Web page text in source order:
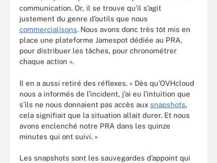
communication. Or, il se trouve qu’il s’agit
justement du genre d’outils que nous
commercialisons. Nous avons donc très tôt mis en
place une plateforme Jamespot dédiée au PRA,
pour distribuer les tâches, pour chronométrer
chaque action ».
Il en a aussi retiré des réflexes. « Dès qu’OVHcloud
nous a informés de l’incident, j’ai eu l’intuition que
s’ils ne nous donnaient pas accès aux snapshots,
cela signifiait que la situation allait durer. Et nous
avons enclenché notre PRA dans les quinze
minutes qui ont suivi. »
Les snapshots sont les sauvegardes d’appoint qui